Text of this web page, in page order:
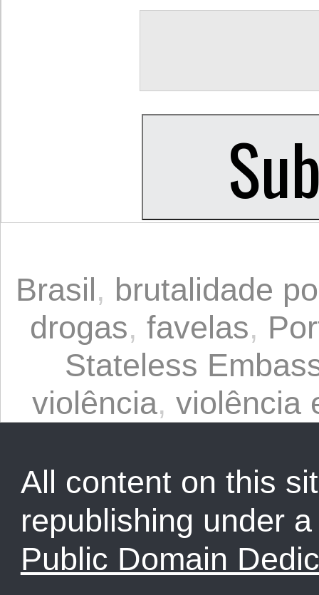
Brasil, brutalidade
drogas, favelas,
Stateless
violência, violência
All content on this
republishing under
Public Domain